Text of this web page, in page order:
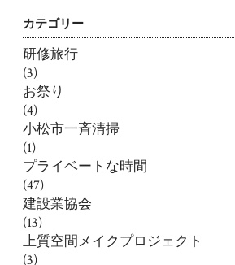
カテゴリー
研修旅行
(3)
お祭り
(4)
小松市一斉清掃
(1)
プライベートな時間
(47)
建設業協会
(13)
上質空間メイクプロジェクト
(3)